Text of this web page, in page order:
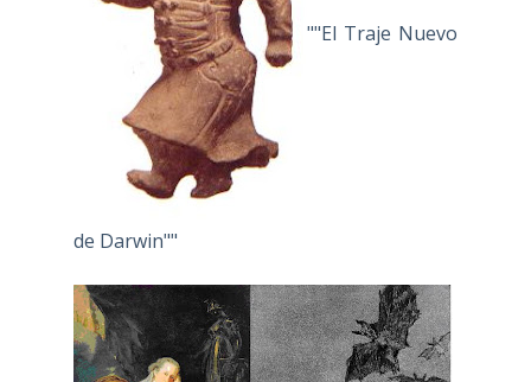
""El Traje Nuevo
de Darwin""